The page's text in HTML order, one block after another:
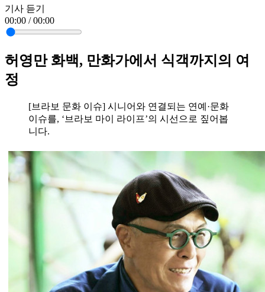
기사 듣기
00:00 / 00:00
허영만 화백, 만화가에서 식객까지의 여
정
[브라보 문화 이슈] 시니어와 연결되는 연예·문화
이슈를, ‘브라보 마이 라이프’의 시선으로 짚어봅
니다.